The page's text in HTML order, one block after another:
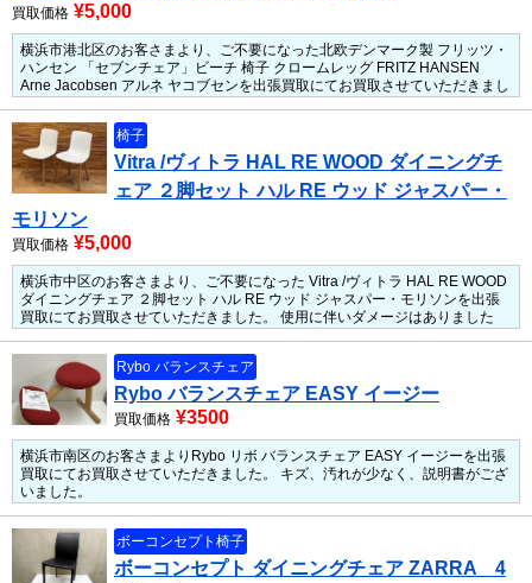
買取価格 ¥5,000
横浜市港北区のお客さまより、ご不要になった北欧デンマーク製 フリッツ・
ハンセン 「セブンチェア」ビーチ 椅子 クロームレッグ FRITZ HANSEN
Arne Jacobsen アルネ ヤコブセンを出張買取にてお買取させていただきまし
人気が高いフリッツ ハンセン FRITZ HANSEN のチェアだったため、しっか
りと買い取らせていただきました。
椅子
Vitra /ヴィトラ HAL RE WOOD ダイニングチ
ェア ２脚セット ハル RE ウッド ジャスパー・
モリソン
買取価格 ¥5,000
横浜市中区のお客さまより、ご不要になった Vitra /ヴィトラ HAL RE WOOD
ダイニングチェア ２脚セット ハル RE ウッド ジャスパー・モリソンを出張
買取にてお買取させていただきました。
使用に伴いダメージはありました
ったため、しっかりと買い取らせていただきました。
Rybo バランスチェア
Rybo バランスチェア EASY イージー
買取価格 ¥3500
横浜市南区のお客さまよりRybo リボ バランスチェア EASY イージーを出張
買取にてお買取させていただきました。
キズ、汚れが少なく、説明書がござ
いました。
ボーコンセプト椅子
ボーコンセプト ダイニングチェア ZARRA 4